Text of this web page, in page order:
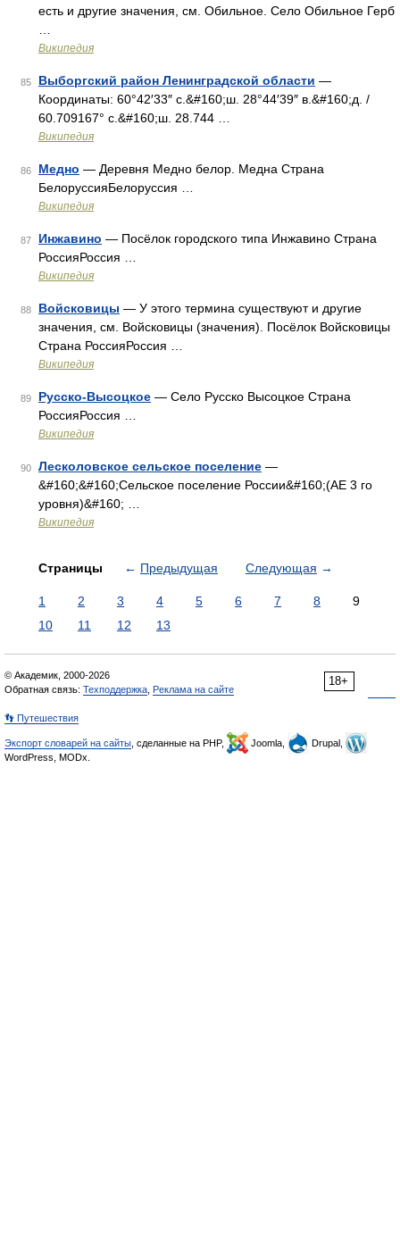
есть и другие значения, см. Обильное. Село Обильное Герб
Википедия
85 Выборгский район Ленинградской области —
Координаты: 60°42′33″ с.&#160;ш. 28°44′39″ в.&#160;д. /
60.709167° с.&#160;ш. 28.744 …
Википедия
86 Медно — Деревня Медно белор. Медна Страна
БелоруссияБелоруссия …
Википедия
87 Инжавино — Посёлок городского типа Инжавино Страна
РоссияРоссия …
Википедия
88 Войсковицы — У этого термина существуют и другие
значения, см. Войсковицы (значения). Посёлок Войсковицы
Страна РоссияРоссия …
Википедия
89 Русско-Высоцкое — Село Русско Высоцкое Страна
РоссияРоссия …
Википедия
90 Лесколовское сельское поселение —
&#160;&#160;Сельское поселение России&#160;(АЕ 3 го
уровня)&#160; …
Википедия
Страницы ← Предыдущая Следующая →
1 2 3 4 5 6 7 8
9
10
11 12 13
18+
© Академик, 2000-2026
Обратная связь: Техподдержка Реклама на сайте
👣 Путешествия
Экспорт словарей на сайты , сделанные на PHP, Joomla,
Drupal,
WordPress, MODx.